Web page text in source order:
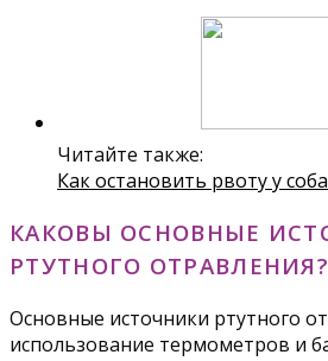
Читайте также:
Как остановить рвоту у
КАКОВЫ ОСНОВНЫЕ
РТУТНОГО ОТРАВЛЕНИЯ?
Основные источники ртутного
использование термометров и